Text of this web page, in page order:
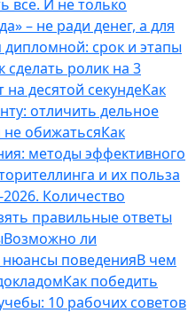
все. И не только
– не ради денег, а для
срок и этапы
сделать ролик на 3
десятой секундеКак
отличить дельное
не обижатьсяКак
методы эффективного
и их польза
Количество
правильные ответы
Возможно ли
поведенияВ чем
Как победить
10 рабочих советов